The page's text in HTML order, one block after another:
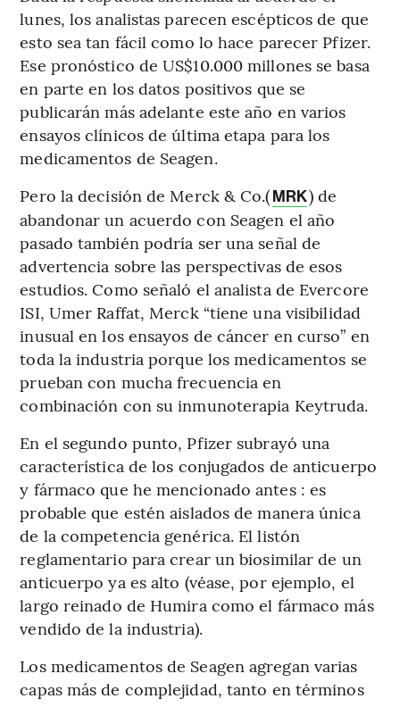
lunes, los analistas parecen escépticos de que
esto sea tan fácil como lo hace parecer Pfizer.
Ese pronóstico de US$10.000 millones se basa
en parte en los datos positivos que se
publicarán más adelante este año en varios
ensayos clínicos de última etapa para los
medicamentos de Seagen.
Pero la decisión de Merck & Co.(MRK) de
abandonar un acuerdo con Seagen el año
pasado también podría ser una señal de
advertencia sobre las perspectivas de esos
estudios. Como señaló el analista de Evercore
ISI, Umer Raffat, Merck “tiene una visibilidad
inusual en los ensayos de cáncer en curso” en
toda la industria porque los medicamentos se
prueban con mucha frecuencia en
combinación con su inmunoterapia Keytruda.
En el segundo punto, Pfizer subrayó una
característica de los conjugados de anticuerpo
y fármaco que he mencionado antes : es
probable que estén aislados de manera única
de la competencia genérica. El listón
reglamentario para crear un biosimilar de un
anticuerpo ya es alto (véase, por ejemplo, el
largo reinado de Humira como el fármaco más
vendido de la industria).
Los medicamentos de Seagen agregan varias
capas más de complejidad, tanto en términos